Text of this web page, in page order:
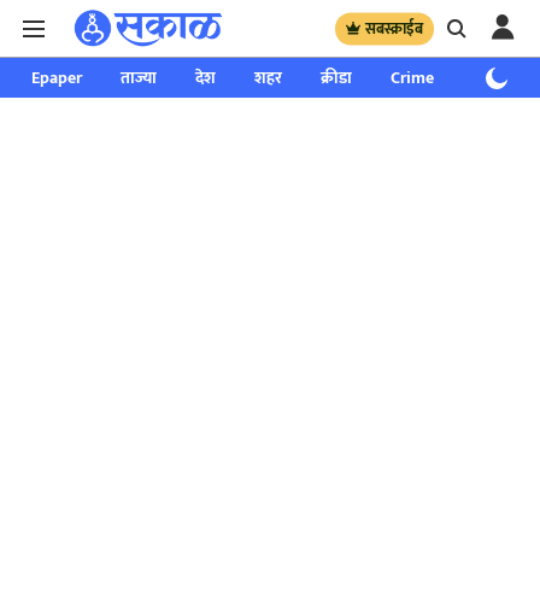
सबस्क्राईब
Epaper ताज्या देश शहर क्रीडा Crime साप्ताहिक